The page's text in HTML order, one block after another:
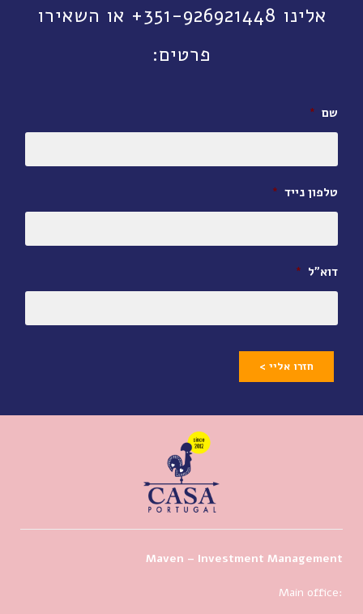
אלינו 351-926921448+ או השאירו
פרטים:
שם *
טלפון נייד *
דוא״ל *
חזרו אליי >
Maven – Investment Management
Main office: